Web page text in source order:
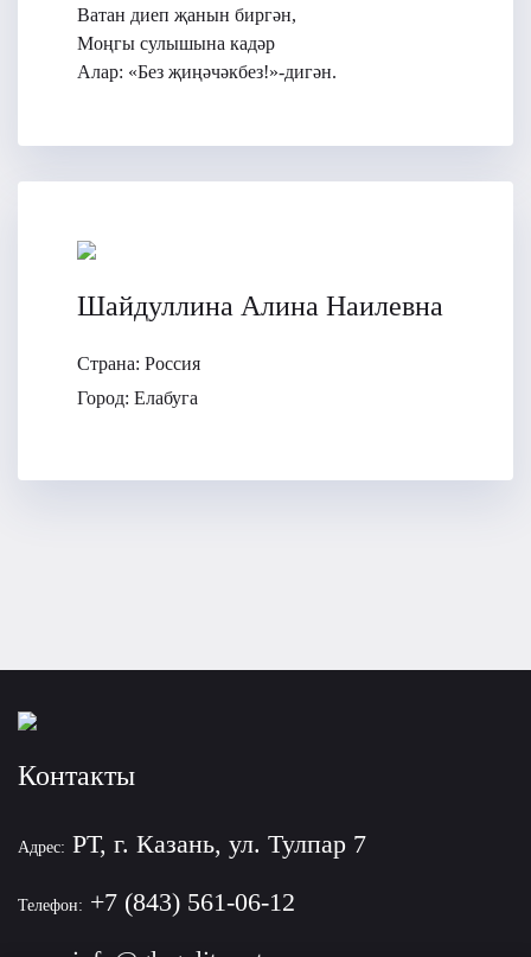
Ватан диеп җанын биргән,
Моңгы сулышына кадәр
Алар: «Без җиңәчәкбез!»-дигән.
Шайдуллина Алина Наилевна
Страна: Россия
Город: Елабуга
Контакты
Адрес: РТ, г. Казань, ул. Тулпар 7
Телефон: +7 (843) 561-06-12